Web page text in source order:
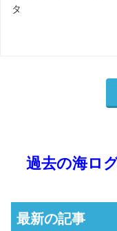
タ
過去の海ロ
最新の記事